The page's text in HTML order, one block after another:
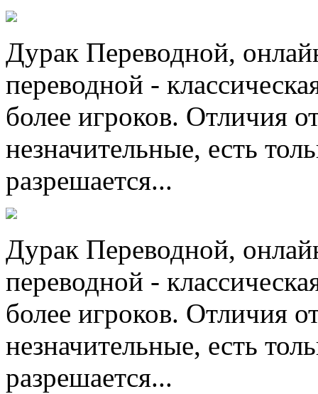
Дурак Переводной,
переводной -
более игроков. Отличия
незначительные, есть
разрешается...
Дурак Переводной,
переводной -
более игроков. Отличия
незначительные, есть
разрешается...